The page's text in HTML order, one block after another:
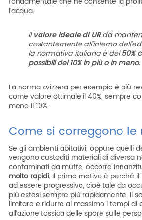
l’acqua.
Ilvalore ideale di URda
costantemente all’interno
la normativa italiana è del50%
possibili del 10% in più o in meno.
La norma svizzera per esempio è più
come valore ottimale il 40%, sempre
meno il 10%.
Come si correggono le
Se gli ambienti abitativi, oppure quelli
vengono custoditi materiali di diversa
contaminati da muffe, occorre
molto rapidi.Il primo motivo è perché il
ad essere progressivo, cioè tale da
più estesi sempre più rapidamente. Il
limitare e ridurre al massimo i tempi di
all’azione tossica delle spore sulle